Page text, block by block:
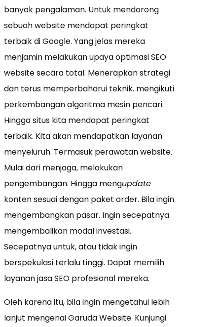
banyak pengalaman. Untuk mendorong
sebuah website mendapat peringkat
terbaik di Google. Yang jelas mereka
menjamin melakukan upaya optimasi SEO
website secara total. Menerapkan strategi
dan terus memperbaharui teknik. mengikuti
perkembangan algoritma mesin pencari.
Hingga situs kita mendapat peringkat
terbaik. Kita akan mendapatkan layanan
menyeluruh. Termasuk perawatan website.
Mulai dari menjaga, melakukan
pengembangan. Hingga mengupdate
konten sesuai dengan paket order. Bila ingin
mengembangkan pasar. Ingin secepatnya
mengembalikan modal investasi.
Secepatnya untuk, atau tidak ingin
berspekulasi terlalu tinggi. Dapat memilih
layanan jasa SEO profesional mereka.
Oleh karena itu, bila ingin mengetahui lebih
lanjut mengenai Garuda Website. Kunjungi